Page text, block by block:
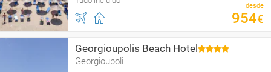
desde
954€
Georgioupolis Beach Hotel
Georgioupoli